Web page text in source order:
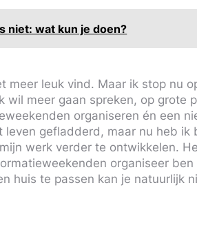
niet: wat kun je doen?
meer leuk vind. Maar ik stop nu
meer gaan spreken, op grote
organiseren én een
gefladderd, maar nu heb ik
werk verder te ontwikkelen.
organiseer ben
huis te passen kan je natuurlijk